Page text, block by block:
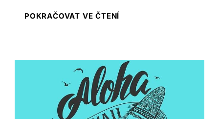
i
t
y
o
d
e
n
POKRAČOVAT VE ČTENÍ
p
r
o
s